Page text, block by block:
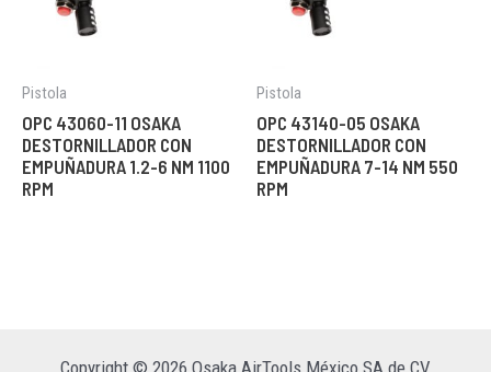
Pistola
OPC 43060-11 OSAKA
DESTORNILLADOR CON
EMPUÑADURA 1.2-6 NM 1100
RPM
Pistola
OPC 43140-05 OSAKA
DESTORNILLADOR CON
EMPUÑADURA 7-14 NM 550
RPM